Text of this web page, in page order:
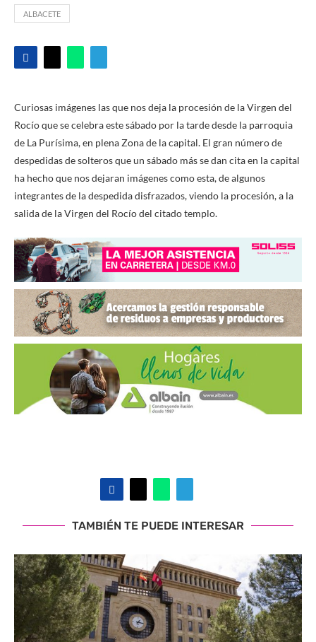
ALBACETE
Curiosas imágenes las que nos deja la procesión de la Virgen del
Rocío que se celebra este sábado por la tarde desde la parroquia
de La Purísima, en plena Zona de la capital. El gran número de
despedidas de solteros que un sábado más se dan cita en la capital
ha hecho que nos dejaran imágenes como esta, de algunos
integrantes de la despedida disfrazados, viendo la procesión, a la
salida de la Virgen del Rocío del citado templo.
TAMBIÉN TE PUEDE INTERESAR